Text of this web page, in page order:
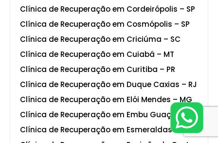
Clínica de Recuperação em Cordeirópolis – SP
Clínica de Recuperação em Cosmópolis – SP
Clínica de Recuperação em Criciúma – SC
Clínica de Recuperação em Cuiabá – MT
Clínica de Recuperação em Curitiba – PR
Clínica de Recuperação em Duque Caxias – RJ
Clínica de Recuperação em Elói Mendes – MG
Clínica de Recuperação em Embu Guaçu – SP
Clínica de Recuperação em Esmeraldas – MG